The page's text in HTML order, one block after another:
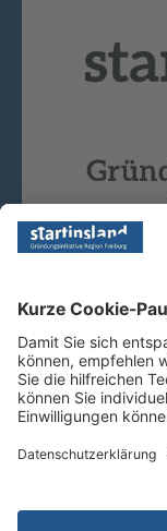
Copyright © 2026